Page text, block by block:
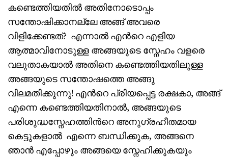
കണ്ടെത്തിയതിൽ അതിനോടൊപ്പം
സന്തോഷിക്കാനല്ലേ അങ്ങ് അവരെ
വിളിക്കേണ്ടത്? എന്നാൽ എൻറെ എളിയ
ആത്മാവിനോടുള്ള അങ്ങയുടെ സ്നേഹം വളരെ
വലുതാകയാൽ അതിനെ കണ്ടെത്തിയതിലുള്ള
അങ്ങയുടെ സന്തോഷത്തെ അങ്ങു
വിലമതിക്കുന്നു! എൻറെ പ്രിയപ്പെട്ട രക്ഷകാ, അങ്ങ്
എന്നെ കണ്ടെത്തിയതിനാൽ, അങ്ങയുടെ
പരിശുദ്ധസ്നേഹത്തിൻറെ അനുഗ്രഹീതമായ
കെട്ടുകളാൽ എന്നെ ബന്ധിക്കുക, അങ്ങനെ
ഞാൻ എപ്പോഴും അങ്ങയെ സ്നേഹിക്കുകയും